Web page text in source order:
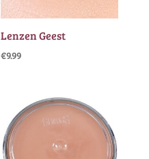
Lenzen Geest
€9.99